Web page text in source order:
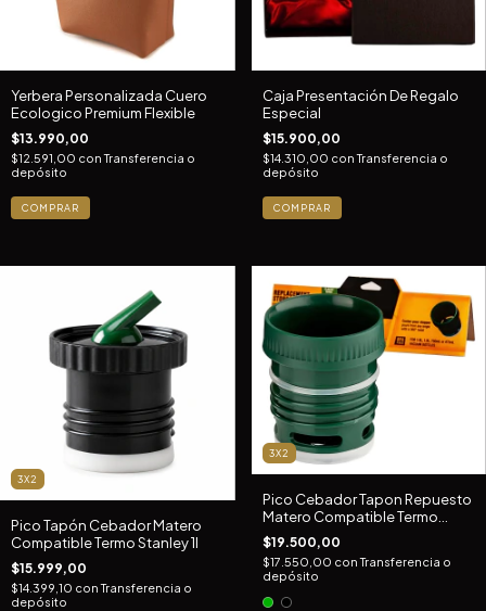
Yerbera Personalizada Cuero
Ecologico Premium Flexible
$13.990,00
$12.591,00 con Transferencia o
depósito
COMPRAR
Caja Presentación De Regalo
Especial
$15.900,00
$14.310,00 conTransferencia o
depósito
3X2
Pico Tapón Cebador Matero
Compatible Termo Stanley 1l
$15.999,00
$14.399,10 con Transferencia o
depósito
3X2
Pico Cebador Tapon Repuesto
Matero Compatible Termo
Stanley
$19.500,00
$17.550,00 conTransferencia o
depósito